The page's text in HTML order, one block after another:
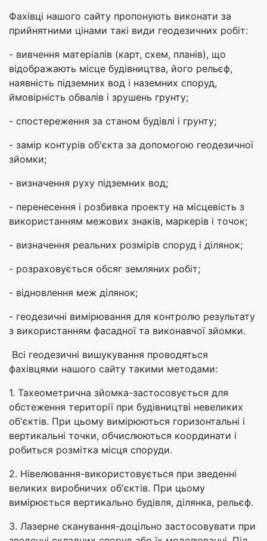
Фахівці нашого сайту пропонують виконати за
прийнятними цінами такі види геодезичних робіт:
- вивчення матеріалів (карт, схем, планів), що
відображають місце будівництва, його рельєф,
наявність підземних вод і наземних споруд,
ймовірність обвалів і зрушень грунту;
- спостереження за станом будівлі і грунту;
- замір контурів об'єкта за допомогою геодезичної
зйомки;
- визначення руху підземних вод;
- перенесення і розбивка проекту на місцевість з
використанням межових знаків, маркерів і точок;
- визначення реальних розмірів споруд і ділянок;
- розраховується обсяг земляних робіт;
- відновлення меж ділянок;
- геодезичні вимірювання для контролю результату
з використанням фасадної та виконавчої зйомки.
Всі геодезичні вишукування проводяться
фахівцями нашого сайту такими методами:
1. Тахеометрична зйомка-застосовується для
обстеження території при будівництві невеликих
об'єктів. При цьому вимірюються горизонтальні і
вертикальні точки, обчислюються координати і
робиться розмітка місця споруди.
2. Нівелювання-використовується при зведенні
великих виробничих об'єктів. При цьому
вимірюється вертикально будівля, ділянка, рельєф.
3. Лазерне сканування-доцільно застосовувати при